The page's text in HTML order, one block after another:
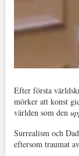
Efter första
mörker att konst
världen som den
Surrealism och
eftersom traumat